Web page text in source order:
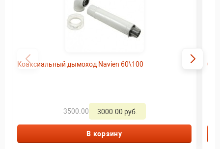
Коаксиальный дымоход Navien 60\100
3500.00 3000.00 руб.
В корзину